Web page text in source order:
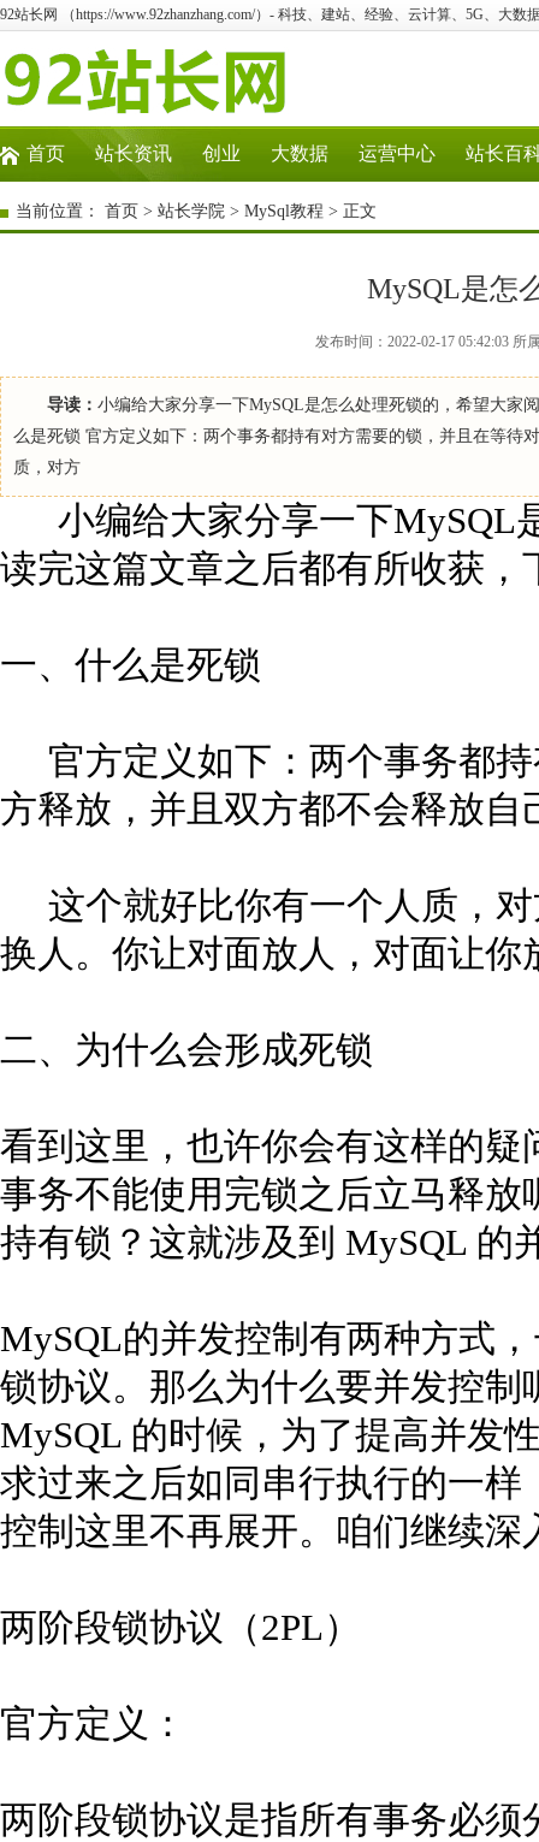
92站长网 （https://www.92zhanzhang.com/）- 科技、建站、经验、云计算、5G、大数
首页 站长资讯 创业 大数据 运营中心 站长百
当前位置： 首页 > 站长学院 > MySql教程 > 正文
MySQL是怎
发布时间：2022-02-17 05:42:03
导读： 小编给大家分享一下MySQL是怎么处理死锁的，希望大家
么是死锁 官方定义如下：两个事务都持有对方需要的锁，并且在等待
质，对方
小编给大家分享一下MySQL
读完这篇文章之后都有所收获
一、什么是死锁
官方定义如下：两个事务都持
方释放，并且双方都不会释放自
这个就好比你有一个人质，对
换人。你让对面放人，对面让你
二、为什么会形成死锁
看到这里，也许你会有这样的
事务不能使用完锁之后立马释
持有锁？这就涉及到 MySQL 的
MySQL的并发控制有两种方式
锁协议。那么为什么要并发控
MySQL 的时候，为了提高并发
求过来之后如同串行执行的一
控制这里不再展开。咱们继续深
两阶段锁协议（2PL）
官方定义：
两阶段锁协议是指所有事务必